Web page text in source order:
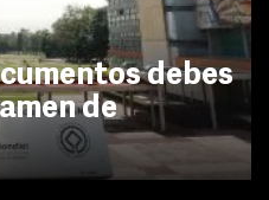
debes
de